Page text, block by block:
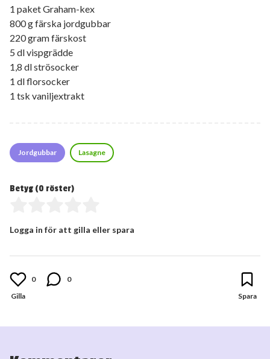
1 paket Graham-kex
800 g färska jordgubbar
220 gram färskost
5 dl vispgrädde
1,8 dl strösocker
1 dl florsocker
1 tsk vaniljextrakt
Jordgubbar Lasagne
Betyg (0 röster)
Logga in för att gilla eller spara
0 0